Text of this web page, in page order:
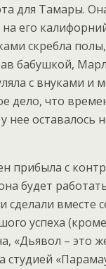
для Тамары.
его
скребла
бабушкой,
с внуками и
дело, что
нее оставалось
прибыла с
будет
сделали вместе
успеха
«Дьявол – это
студией